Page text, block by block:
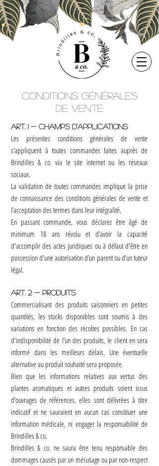
Conditions générales
de vente
Art. 1 - Champs d’applications​
Les présentes conditions générales de vente
s’appliquent à toutes commandes faites auprès de
Brindilles & co. via le site internet ou les réseaux
sociaux.
La validation de toutes commandes implique la prise
de connaissance des conditions générales de vente et
l’acceptation des termes dans leur intégralité.
En passant commande, vous déclarez être âgé de
minimum 18 ans révolu et d’avoir la capacité
d'accomplir des actes juridiques ou à défaut d'être en
possession d'une autorisation d’un parent ou d’un tuteur
légal.
Art. 2 - Produits
Commercialisant des produits saisonniers en petites
quantités, les stocks disponibles sont soumis à des
variations en fonction des récoltes possibles. En cas
d'indisponibilité de l’un des produits, le client en sera
informé dans les meilleurs délais. Une éventuelle
alternative au produit souhaité sera proposée.
Bien que les informations relatives aux vertus des
plantes aromatiques et autres produits soient issus
d’ouvrages de références, elles sont délivrées à titre
indicatif et ne sauraient en aucun cas constituer une
information médicale, ni engager la responsabilité de
Brindilles & co.
Brindilles & co. ne saura être tenu responsable des
dommages causés par un mésusage ou par non-respect